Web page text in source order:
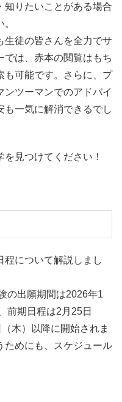
知りたいことがある場合
生徒の皆さんを全力でサ
では、赤本の閲覧はもち
も可能です。さらに、プ
ンツーマンでのアドバイ
も一気に解消できるでし
見つけてください！
程について解説しまし
の出願期間は2026年1
前期日程は2月25日
木）以降に開始されま
ためにも、スケジュール